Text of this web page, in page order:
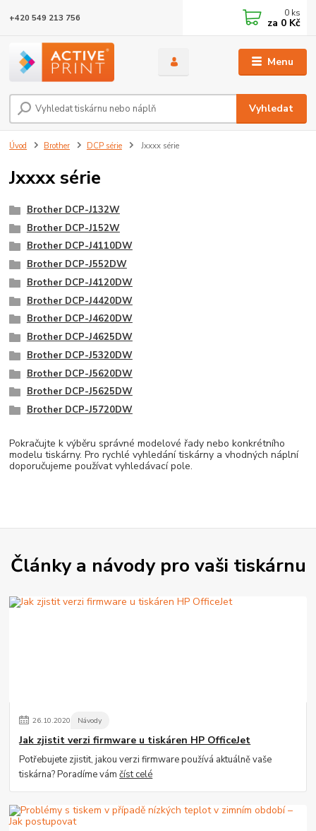
Menu
Vyhledat
+420 549 213 756 0 ks
za 0 Kč
Úvod Brother DCP série Jxxxx série
Jxxxx série
Brother DCP-J132W
Brother DCP-J152W
Brother DCP-J4110DW
Brother DCP-J552DW
Brother DCP-J4120DW
Brother DCP-J4420DW
Brother DCP-J4620DW
Brother DCP-J4625DW
Brother DCP-J5320DW
Brother DCP-J5620DW
Brother DCP-J5625DW
Brother DCP-J5720DW
Pokračujte k výběru správné modelové řady nebo konkrétního
modelu tiskárny. Pro rychlé vyhledání tiskárny a vhodných náplní
doporučujeme používat vyhledávací pole.
Články a návody pro vaši tiskárnu
26.10.2020 Návody
Jak zjistit verzi firmware u tiskáren HP OfficeJet
Potřebujete zjistit, jakou verzi firmware používá aktuálně vaše
tiskárna? Poradíme vámčíst celé